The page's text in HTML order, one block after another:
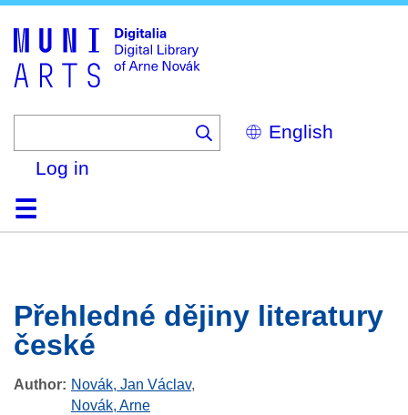
Select
your
Log in
HomeBrowse
Search
About
HelpContactDigitalia
Přehledné dějiny literatury
české
Author Novák, Jan Václav,
Novák, Arne